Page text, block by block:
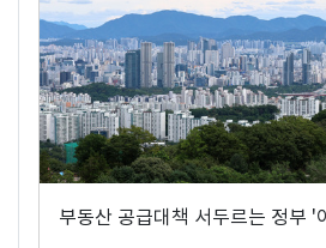
부동산 공급대책 서두르는 정부 '